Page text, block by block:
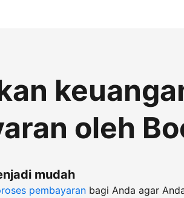
oleh
mudah
pembayaran bagi Anda agar